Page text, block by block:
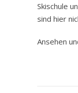
Skischule
sind hier
Ansehen